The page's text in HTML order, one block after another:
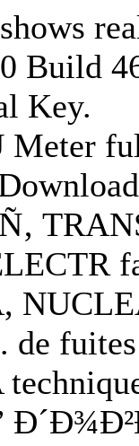
Build
Key.
Meter
de